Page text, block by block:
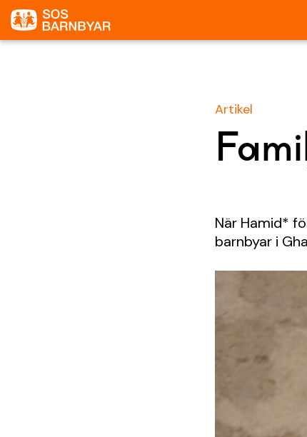
Artikel
När Hamid*
barnbyar i